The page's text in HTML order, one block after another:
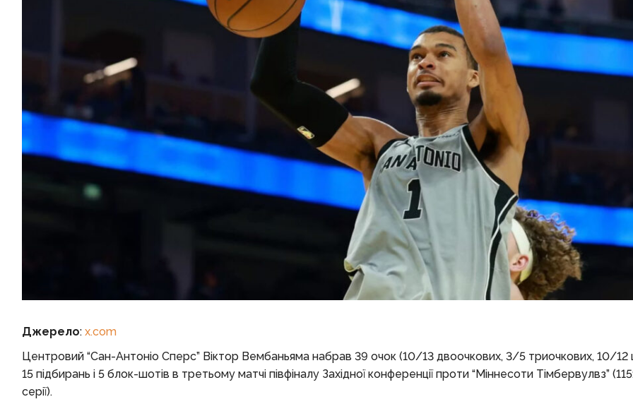
Джерело: x.com
Центровий “Сан-Антоніо Сперс” Віктор Вембаньяма набрав 39 очок (10/13 двоочкових, 3/5 триочкових, 10/12
15 підбирань і 5 блок-шотів в третьому матчі півфіналу Західної конференції проти “Міннесоти Тімбервулвз”
серії).